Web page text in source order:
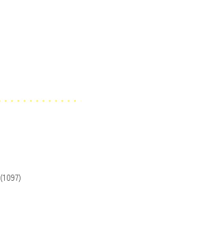
(1097)